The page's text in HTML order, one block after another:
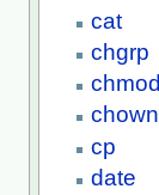
cat
chgrp
chmod
chown
cp
date